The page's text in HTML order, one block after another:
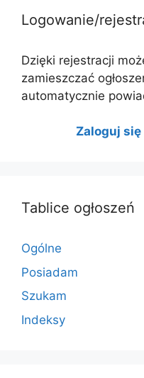
Logowanie/
Dzięki rejestracji
zamieszczać
automatycznie
Zaloguj się
Tablice ogłoszeń
Ogólne
Posiadam
Szukam
Indeksy